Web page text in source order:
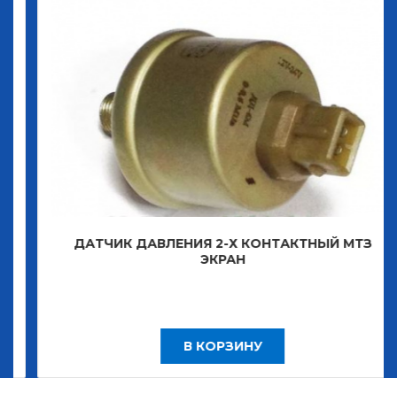
ДАТЧИК ДАВЛЕНИЯ 2-Х КОНТАКТНЫЙ МТЗ
ЭКРАН
В КОРЗИНУ